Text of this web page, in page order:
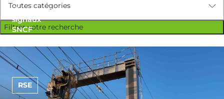
Filtrer votre recherche
d’accès aux
signaux
SNCF
RSE